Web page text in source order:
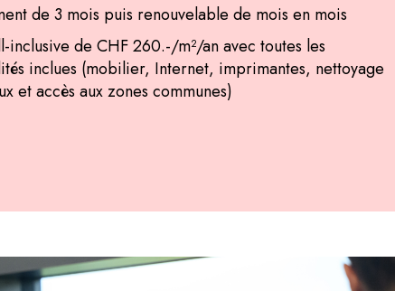
de 3 mois puis renouvelable de mois en mois
inclusive de CHF 260.-/m²/an avec toutes les
inclues (mobilier, Internet, imprimantes, nettoyage
et accès aux zones communes)